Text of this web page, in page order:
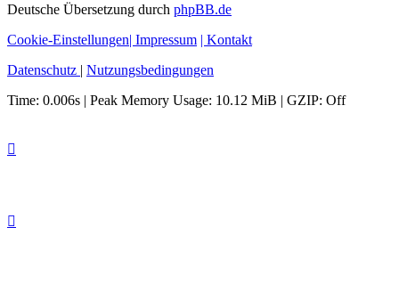
Deutsche Übersetzung durch phpBB.de
Cookie-Einstellungen| Impressum | Kontakt
Datenschutz | Nutzungsbedingungen
Time: 0.006s | Peak Memory Usage: 10.12 MiB | GZIP: Off